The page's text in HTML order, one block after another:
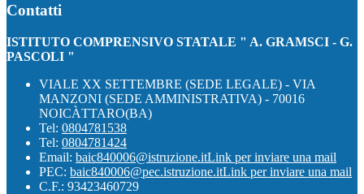
Contatti
ISTITUTO COMPRENSIVO STATALE " A. GRAMSCI - G.
PASCOLI "
VIALE XX SETTEMBRE (SEDE LEGALE) - VIA
MANZONI (SEDE AMMINISTRATIVA) - 70016
NOICÀTTARO(BA)
Tel: 0804781538
Tel: 0804781424
Email: baic840006@istruzione.itLink per inviare una mail
PEC: baic840006@pec.istruzione.itLink per inviare una mail
C.F.: 93423460729